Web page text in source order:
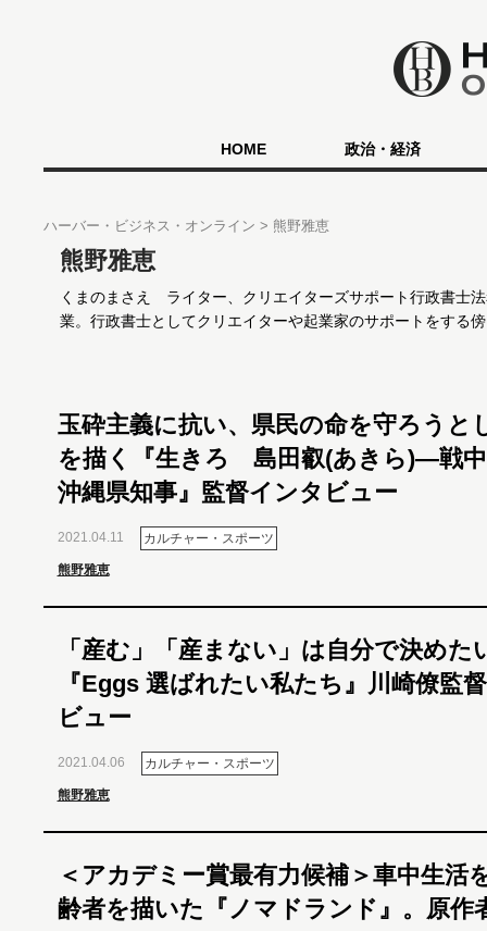
HOME 政治・経済
ハーバー・ビジネス・オンライン 熊野雅恵
熊野雅恵
くまのまさえ ライター、クリエイターズサポート行政書士
業。行政書士としてクリエイターや起業家のサポートをする
玉砕主義に抗い、県民の命を守ろうと
を描く『生きろ 島田叡(あきら)―戦
沖縄県知事』監督インタビュー
2021.04.11 カルチャー・スポーツ
熊野雅恵
「産む」「産まない」は自分で決めた
『Eggs 選ばれたい私たち』川崎僚監
ビュー
2021.04.06 カルチャー・スポーツ
熊野雅恵
＜アカデミー賞最有力候補＞車中生活
齢者を描いた『ノマドランド』。原作